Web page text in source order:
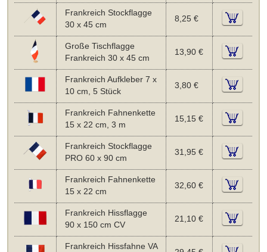
Frankreich Stockflagge
30 x 45 cm
8,25 €
Große Tischflagge
Frankreich 30 x 45 cm
13,90 €
Frankreich Aufkleber 7 x
10 cm, 5 Stück
3,80 €
Frankreich Fahnenkette
15 x 22 cm, 3 m
15,15 €
Frankreich Stockflagge
PRO 60 x 90 cm
31,95 €
Frankreich Fahnenkette
15 x 22 cm
32,60 €
Frankreich Hissflagge
90 x 150 cm CV
21,10 €
Frankreich Hissfahne VA